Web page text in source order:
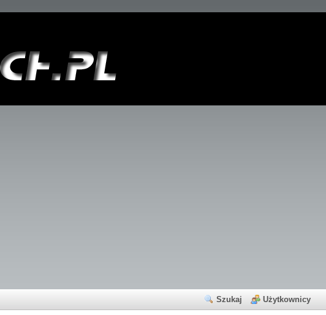
Szukaj Użytkownicy